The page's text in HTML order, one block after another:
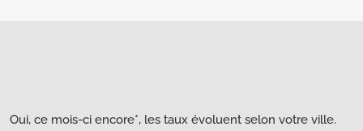
Oui, ce mois-ci encore*, les taux évoluent selon votre ville.